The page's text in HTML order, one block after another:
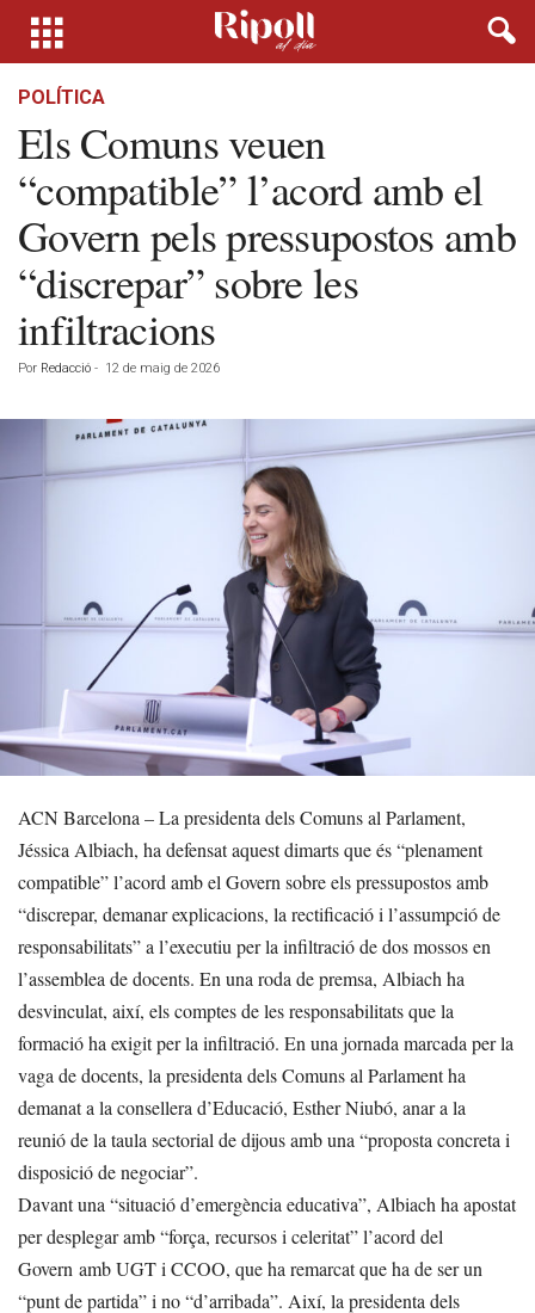
POLÍTICA
Els Comuns veuen
“compatible” l’acord amb el
Govern pels pressupostos amb
“discrepar” sobre les
infiltracions
Por Redacció - 12 de maig de 2026
ACN Barcelona – La presidenta dels Comuns al Parlament,
Jéssica Albiach, ha defensat aquest dimarts que és “plenament
compatible” l’acord amb el Govern sobre els pressupostos amb
“discrepar, demanar explicacions, la rectificació i l’assumpció de
responsabilitats” a l’executiu per la infiltració de dos mossos en
l’assemblea de docents. En una roda de premsa, Albiach ha
desvinculat, així, els comptes de les responsabilitats que la
formació ha exigit per la infiltració. En una jornada marcada per la
vaga de docents, la presidenta dels Comuns al Parlament ha
demanat a la consellera d’Educació, Esther Niubó, anar a la
reunió de la taula sectorial de dijous amb una “proposta concreta i
disposició de negociar”.
Davant una “situació d’emergència educativa”, Albiach ha apostat
per desplegar amb “força, recursos i celeritat” l’acord del
Govern amb UGT i CCOO, que ha remarcat que ha de ser un
“punt de partida” i no “d’arribada”. Així, la presidenta dels